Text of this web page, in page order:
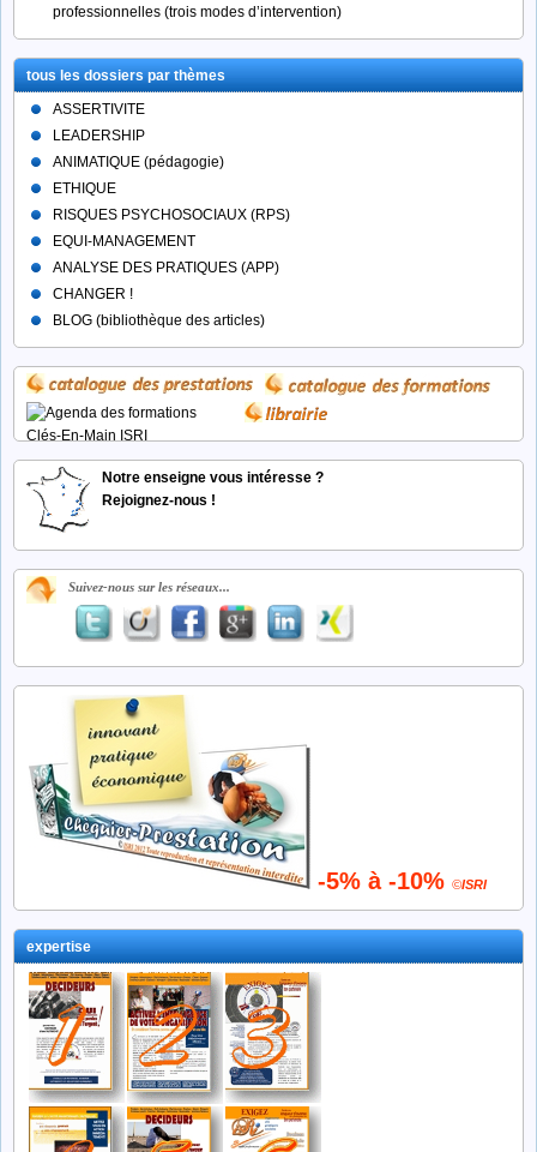
professionnelles (trois modes d’intervention)
tous les dossiers par thèmes
ASSERTIVITE
LEADERSHIP
ANIMATIQUE (pédagogie)
ETHIQUE
RISQUES PSYCHOSOCIAUX (RPS)
EQUI-MANAGEMENT
ANALYSE DES PRATIQUES (APP)
CHANGER !
BLOG (bibliothèque des articles)
Notre enseigne vous intéresse ?
Rejoignez-nous !
Suivez-nous sur les réseaux...
-5% à -10% ©ISRI
expertise